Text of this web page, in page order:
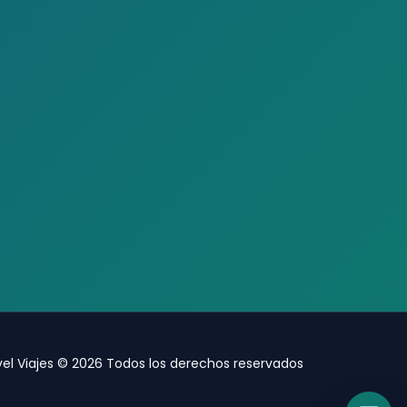
Viajes © 2026 Todos los derechos reservados